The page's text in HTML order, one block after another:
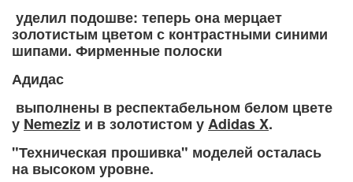
уделил подошве: теперь она мерцает
золотистым цветом с контрастными синими
шипами. Фирменные полоски
Адидас
выполнены в респектабельном белом цвете
у Nemeziz и в золотистом уAdidas X.
"Техническая прошивка" моделей осталась
на высоком уровне.